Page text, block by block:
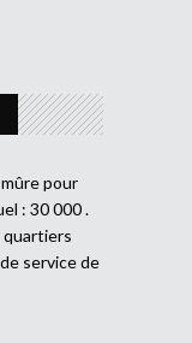
pour
: 30 000 .
quartiers
service de